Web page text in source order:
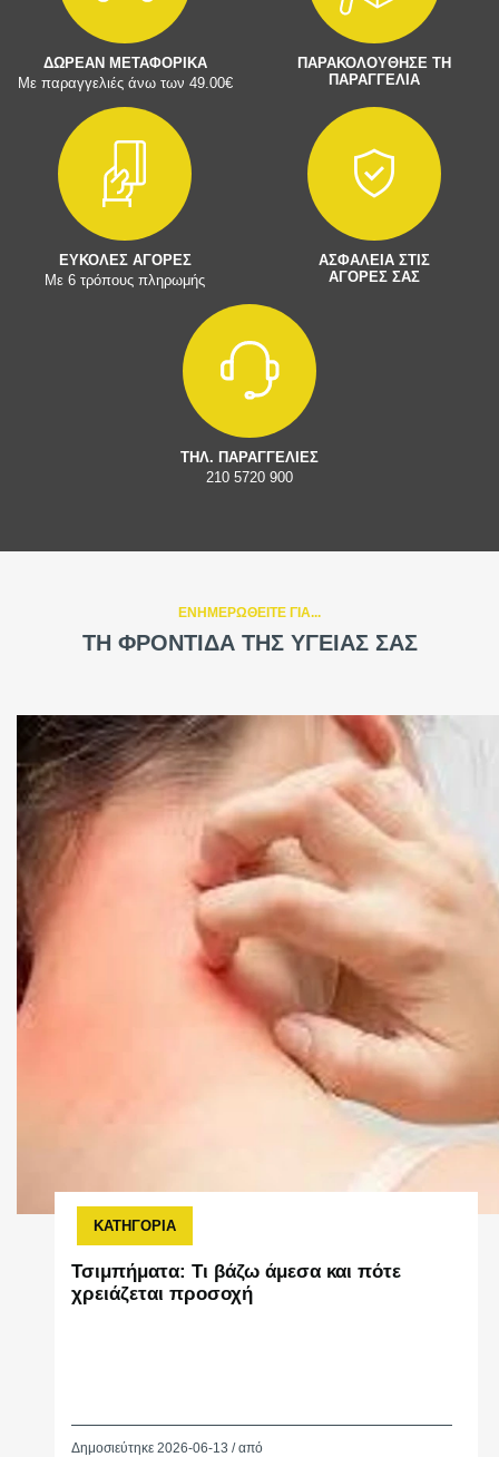
ΔΩΡΕΑΝ ΜΕΤΑΦΟΡΙΚΑ
Με παραγγελιές άνω των 49.00€
ΠΑΡΑΚΟΛΟΥΘΗΣΕ ΤΗ
ΠΑΡΑΓΓΕΛΙΑ
ΕΥΚΟΛΕΣ ΑΓΟΡΕΣ
Με 6 τρόπους πληρωμής
ΑΣΦΑΛΕΙΑ ΣΤΙΣ
ΑΓΟΡΕΣ ΣΑΣ
ΤΗΛ. ΠΑΡΑΓΓΕΛΙΕΣ
210 5720 900
ΕΝΗΜΕΡΩΘΕΙΤΕ ΓΙΑ...
ΤΗ ΦΡΟΝΤΙΔΑ ΤΗΣ ΥΓΕΙΑΣ ΣΑΣ
ΚΑΤΗΓΟΡΙΑ
Τσιμπήματα: Τι βάζω άμεσα και πότε
χρειάζεται προσοχή
Δημοσιεύτηκε 2026-06-13 / από